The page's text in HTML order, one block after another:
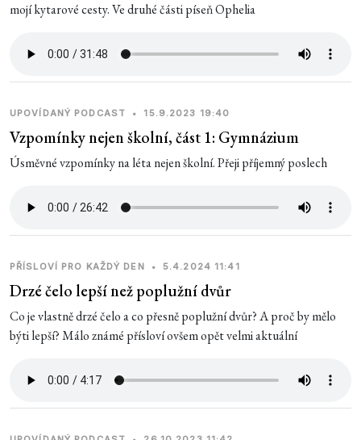
mojí kytarové cesty. Ve druhé části píseň Ophelia
UPOVÍDANÝ PODCAST • 15.9.2023 19:40
Vzpomínky nejen školní, část 1: Gymnázium
Úsměvné vzpomínky na léta nejen školní. Přeji příjemný poslech
PŘÍSLOVÍ PRO KAŽDÝ DEN • 5.4.2024 11:41
Drzé čelo lepší než poplužní dvůr
Co je vlastně drzé čelo a co přesně poplužní dvůr? A proč by mělo
býti lepší? Málo známé přísloví ovšem opět velmi aktuální